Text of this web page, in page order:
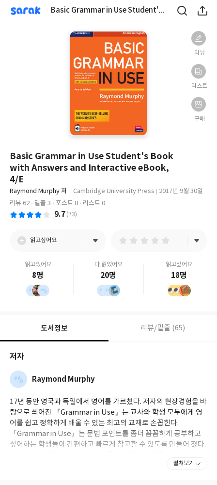
sarak Basic Grammar in Use Student's Book with Answers and Interactive eBook, 4/E
리뷰
리스트
구매
Basic Grammar in Use Student's Book
with Answers and Interactive eBook,
4/E
글
쓴
Raymond Murphy 저
출
사
Cambridge University Press
2017년 9월 30일
리뷰 62
밑줄 3 포스트 0 리스트 18
9.7 (73)
읽고싶어요
읽고있어요
8명
다 읽었어요
20명
읽고싶어요
18명
도서정보 리뷰/밑줄 (65)
저자
Raymond Murphy
17년 동안 영국과 독일에서 영어를 가르쳤다. 저자의 현장경험을 바
탕으로 씌어진 『Grammar in Use』는 교사와 학생 모두에게 영
어를 쉽고 정확하게 배울 수 있는 최고의 교재로 손꼽힌다.
『Grammar in Use』는 문법 포인트를 좀더 꼼꼼하게 공부하고
싶어하는 학생들이 간편하고 빠르게 참고할 수 있도록 만들어 졌다.
되어있다. 이러한 특징들로 인해, 오늘날 이 교재는 전세계적으로
펼쳐보기